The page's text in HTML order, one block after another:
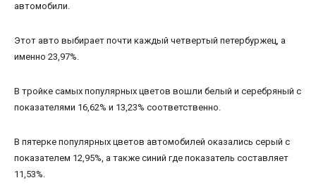
автомобили.
Этот авто выбирает почти каждый четвертый петербуржец, а
именно 23,97%.
В тройке самых популярных цветов вошли белый и серебряный с
показателями 16,62% и 13,23% соответственно.
В пятерке популярных цветов автомобилей оказались серый с
показателем 12,95%, а также синий где показатель составляет
11,53%.